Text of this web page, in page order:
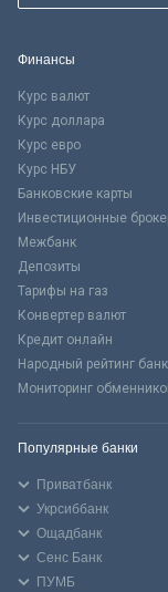
Финансы
Курс валют
Курс доллара
Курс евро
Курс НБУ
Банковские карты
Инвестиционные
Межбанк
Депозиты
Тарифы на газ
Конвертер валют
Кредит онлайн
Народный рейтинг
Мониторинг
Популярные банки
Приватбанк
Укрсиббанк
Ощадбанк
Сенс Банк
ПУМБ